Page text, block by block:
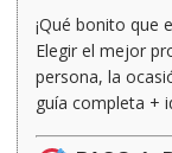
¡Qué bonito que
Elegir el mejor
persona, la
guía completa +